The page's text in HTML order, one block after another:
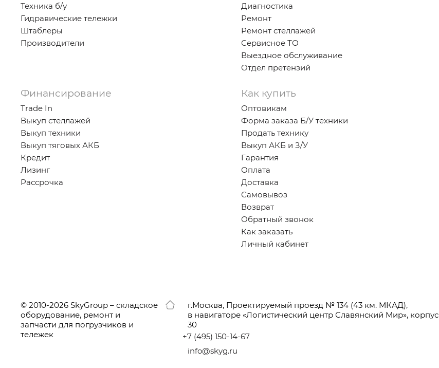
Техника б/у
Гидравические тележки
Штаблеры
Производители
Диагностика
Ремонт
Ремонт стеллажей
Сервисное ТО
Выездное обслуживание
Отдел претензий
Финансирование
Trade In
Выкуп стеллажей
Выкуп техники
Выкуп тяговых АКБ
Кредит
Лизинг
Рассрочка
Как купить
Оптовикам
Форма заказа Б/У техники
Продать технику
Выкуп АКБ и З/У
Гарантия
Оплата
Доставка
Самовывоз
Возврат
Обратный звонок
Как заказать
Личный кабинет
© 2010-2026 SkyGroup – складское
оборудование, ремонт и
запчасти для погрузчиков и
тележек
г.Москва, Проектируемый проезд № 134 (43 км. МКАД),
в навигаторе «Логистический центр Славянский Мир», корпус
30
+7 (495) 150-14-67
info@skyg.ru